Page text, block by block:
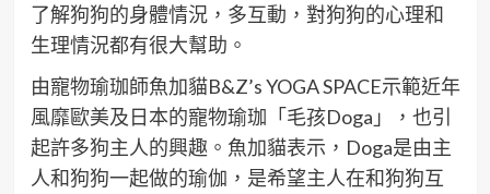
了解狗狗的身體情況，多互動，對狗狗的心理和
生理情況都有很大幫助。
由寵物瑜珈師魚加貓B&Z’s YOGA SPACE示範近年
風靡歐美及日本的寵物瑜珈「毛孩Doga」，也引
起許多狗主人的興趣。魚加貓表示，Doga是由主
人和狗狗一起做的瑜伽，是希望主人在和狗狗互